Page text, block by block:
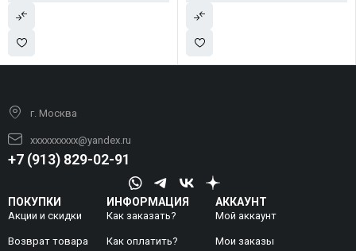
г. Москва
xxxxxxxxxx@yandex.ru
+7 (913) 829-02-91
ПОКУПКИ
Акции и скидки
Возврат товара
ИНФОРМАЦИЯ
Как заказать?
Как оплатить?
АККАУНТ
Мой аккаунт
Mои заказы